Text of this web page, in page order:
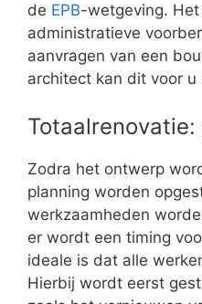
de EPB-wetgeving.
administratieve
aanvragen van een
architect kan dit voor u
Zodra het ontwerp
planning worden
werkzaamheden
er wordt een timing
ideale is dat alle
Hierbij wordt eerst